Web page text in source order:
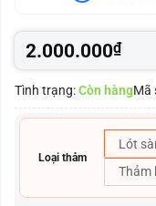
2.000.000₫
Tình trạng:Còn hàngMã
Loại thảm
Lót
Thảm